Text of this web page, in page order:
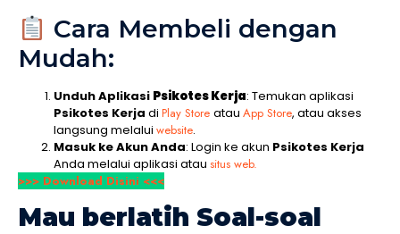
Cara Membeli dengan
Mudah:
Unduh Aplikasi Psikotes Kerja: Temukan aplikasi
Psikotes Kerja di Play Store atau App Store, atau akses
langsung melalui website.
Masuk ke Akun Anda: Login ke akun Psikotes Kerja
Anda melalui aplikasi atau situs web.
>>> Download Disini <<<
Mau berlatih Soal-soal